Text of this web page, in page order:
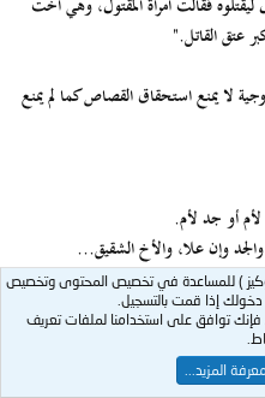
عتق القاتل."
لا يمنع استحقاق القصاص كما لم يمنع
أو جد لأم.
وإن علا، والأخ الشقيق...
عاصب بالغير ولا مع الغير لاشتراط
لهم في ذلك فإنهم يورثون النساء حق
) للمساعدة في تخصيص المحتوى وتخصيص
إذا قمت بالتسجيل.
توافق على استخدامنا لملفات تعريف
معرفة المزيد...